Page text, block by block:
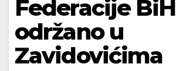
Federacije BiH
održano u
Zavidovićima